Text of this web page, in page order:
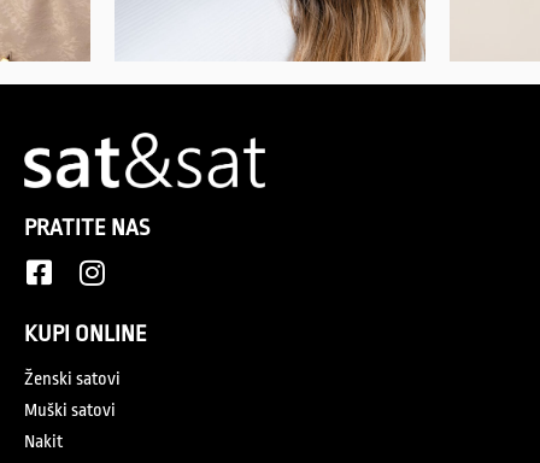
PRATITE NAS
KUPI ONLINE
Ženski satovi
Muški satovi
Nakit